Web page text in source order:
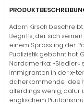
Adam Kirsch
Begriffs, der sich
einem Sprössling der
Publizistik gebahnt hat.
Nordamerika:
Immigranten in der x-
daherkommende Idee
allerdings wenig, dafür
englischem